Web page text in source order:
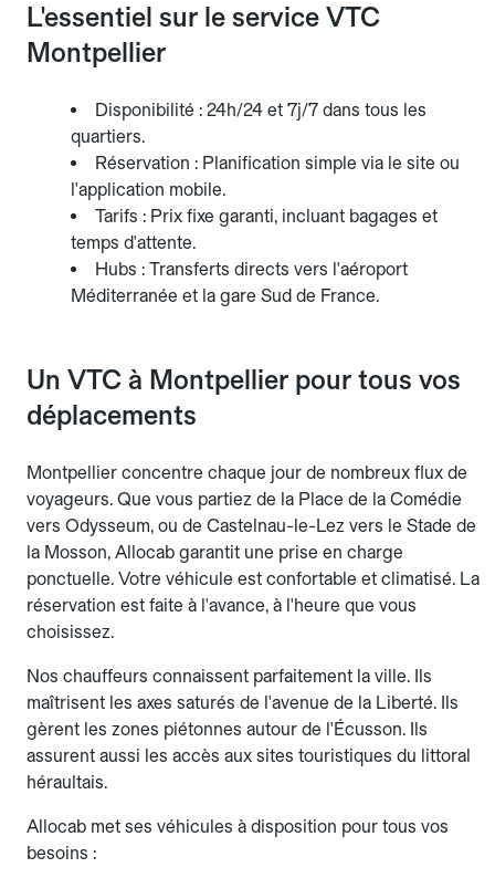
L'essentiel sur le service VTC
Montpellier
Disponibilité : 24h/24 et 7j/7 dans tous les
quartiers.
Réservation : Planification simple via le site ou
l'application mobile.
Tarifs : Prix fixe garanti, incluant bagages et
temps d'attente.
Hubs : Transferts directs vers l'aéroport
Méditerranée et la gare Sud de France.
Un VTC à Montpellier pour tous vos
déplacements
Montpellier concentre chaque jour de nombreux flux de
voyageurs. Que vous partiez de la Place de la Comédie
vers Odysseum, ou de Castelnau-le-Lez vers le Stade de
la Mosson, Allocab garantit une prise en charge
ponctuelle. Votre véhicule est confortable et climatisé. La
réservation est faite à l'avance, à l'heure que vous
choisissez.
Nos chauffeurs connaissent parfaitement la ville. Ils
maîtrisent les axes saturés de l'avenue de la Liberté. Ils
gèrent les zones piétonnes autour de l'Écusson. Ils
assurent aussi les accès aux sites touristiques du littoral
héraultais.
Allocab met ses véhicules à disposition pour tous vos
besoins :